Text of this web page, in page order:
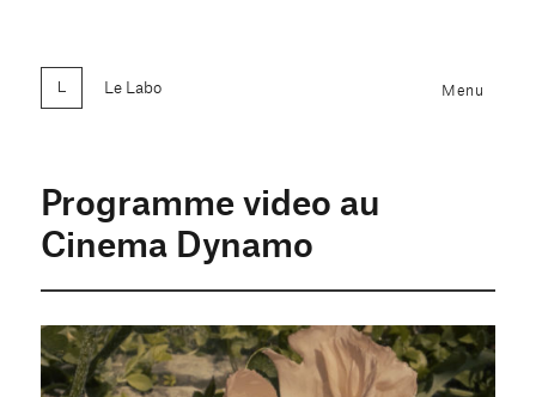
Le Labo Menu
Programme video au
Cinema Dynamo